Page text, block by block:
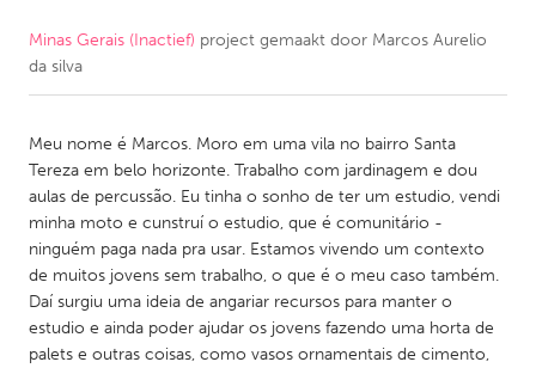
CANADA
Newmarket
Ottawa
South Shore
Toronto
MALAYSIA
Kuala Lumpur
Minas Gerais (Inactief) project gemaakt door Marcos Aurelio
da silva
Meu nome é Marcos. Moro em uma vila no bairro Santa
Tereza em belo horizonte. Trabalho com jardinagem e dou
aulas de percussão. Eu tinha o sonho de ter um estudio, vendi
minha moto e cunstruí o estudio, que é comunitário -
ninguém paga nada pra usar. Estamos vivendo um contexto
de muitos jovens sem trabalho, o que é o meu caso também.
Daí surgiu uma ideia de angariar recursos para manter o
estudio e ainda poder ajudar os jovens fazendo uma horta de
palets e outras coisas, como vasos ornamentais de cimento,